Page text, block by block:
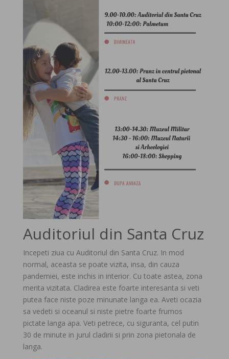
Auditoriul din Santa Cruz
Incepeti ziua cu Auditoriul din Santa Cruz. In mod
normal, aceasta se poate vizita, insa, din cauza
pandemiei, este inchis in interior. Cu toate astea, zona
merita vizitata. Cladirea este foarte interesanta si veti
putea face niste poze minunate langa ea. Aveti ocazia
sa vedeti si oceanul si niste pietre foarte frumos
pictate langa apa. Veti petrece, cu siguranta, cel putin
30 de minute in jurul cladirii si prin zona pietonala de
langa.